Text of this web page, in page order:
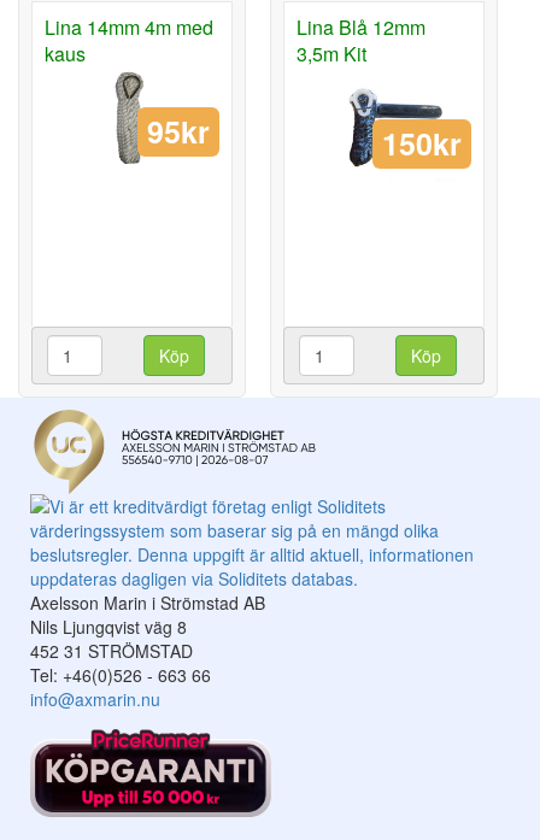
Lina 14mm 4m med
kaus
95kr
Köp
Lina Blå 12mm
3,5m Kit
150kr
Köp
Axelsson Marin i Strömstad AB
Nils Ljungqvist väg 8
452 31 STRÖMSTAD
Tel: +46(0)526 - 663 66
info@axmarin.nu